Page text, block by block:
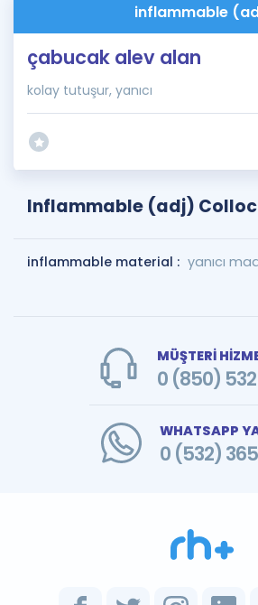
İngilizce Gramerinflammable
çabucak alev alan
kolay tutuşur, yanıcı
Inflammable (adj)
inflammable material : yanıcı
MÜŞTERİ
0 (850)
WHATSAPP
0 (532)